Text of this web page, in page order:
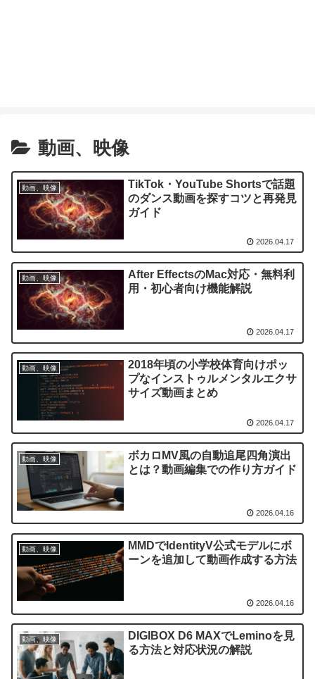
動画、映像
動画、映像
TikTok・YouTube Shortsで話題
のダンス動画を探すコツと再発見
ガイド
2026.04.17
動画、映像
After EffectsのMac対応・無料利
用・初心者向け機能解説
2026.04.17
動画、映像
2018年頃の小学校体育向けポッ
プなインストゥルメンタルエクサ
サイズ動画まとめ
2026.04.17
動画、映像
ボカロMV風の自動追尾四角演出
とは？動画編集での作り方ガイド
2026.04.16
動画、映像
MMDでIdentityV公式モデルにボ
ーンを追加して動画作成する方法
2026.04.16
動画、映像
DIGIBOX D6 MAXでLeminoを見
る方法と対応状況の解説